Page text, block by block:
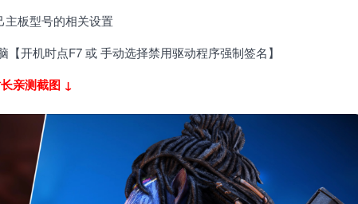
板型号的相关设置
开机时点F7 或 手动选择禁用驱动程序强制签名】
亲测截图 ↓